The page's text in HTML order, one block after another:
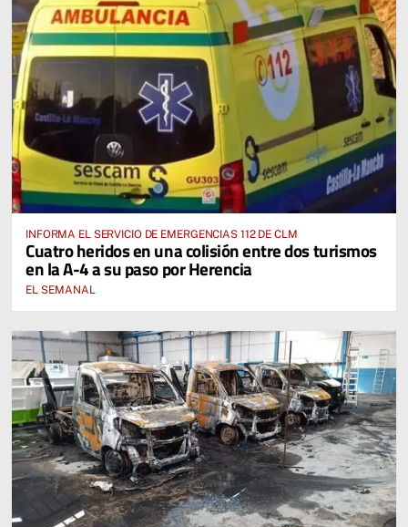
INFORMA EL SERVICIO DE EMERGENCIAS 112 DE CLM
Cuatro heridos en una colisión entre dos turismos
en la A-4 a su paso por Herencia
EL SEMANAL